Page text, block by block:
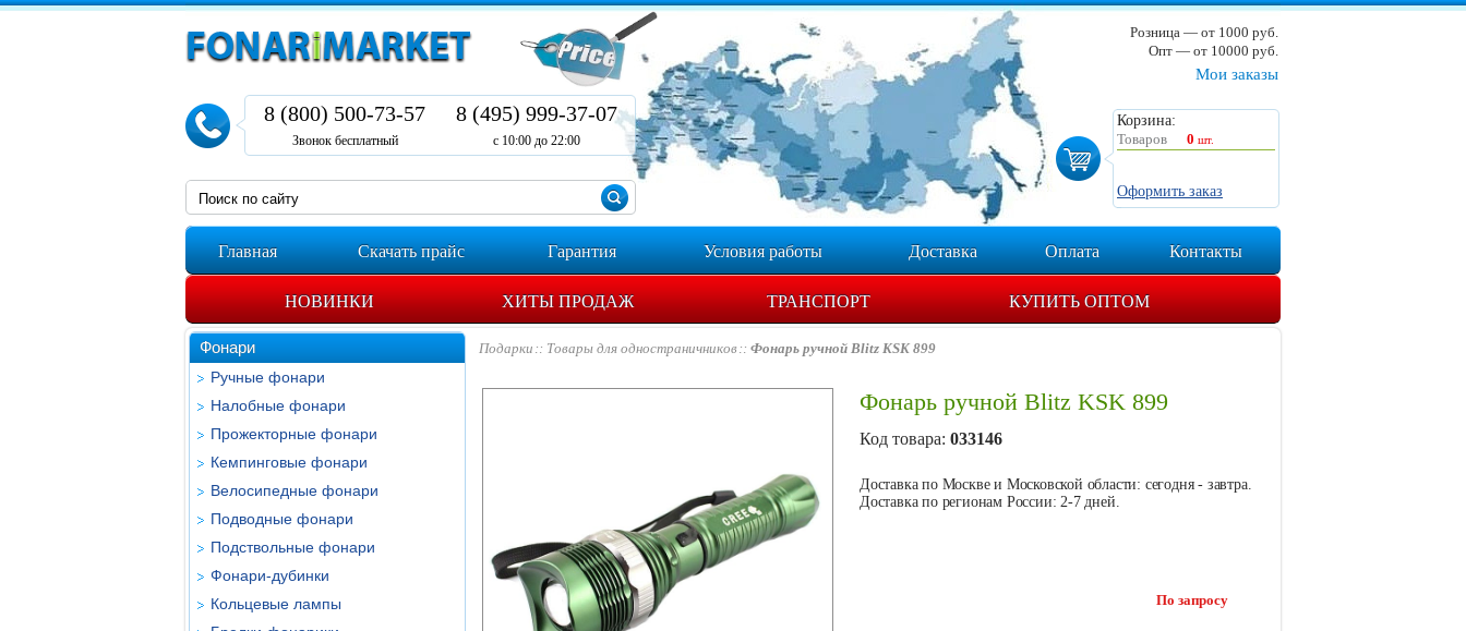
Мои заказы
Корзина:
Товаров
0 шт.
Оформить заказ
8 (800) 500-73-57
Звонок бесплатный
8 (495) 999-37-07
с 10:00 до 22:00
Розница — от 1000 руб.
Опт — от 10000 руб.
Главная Скачать прайс Гарантия Условия работы Доставка Оплата Контакты
НОВИНКИ ХИТЫ ПРОДАЖ ТРАНСПОРТ КУПИТЬ ОПТОМ
Фонари
Ручные фонари
Налобные фонари
Прожекторные фонари
Кемпинговые фонари
Велосипедные фонари
Подводные фонари
Подствольные фонари
Фонари-дубинки
Кольцевые лампы
Подарки Товары для одностраничников Фонарь ручной Blitz KSK 899
Фонарь ручной Blitz KSK 899
Код товара: 033146
Доставка по Москве и Московской области: сегодня - завтра.
Доставка по регионам России: 2-7 дней.
По запросу